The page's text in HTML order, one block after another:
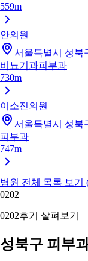
559m
안의원
서울특별시 성북
비뇨기과피부과
730m
이소진의원
서울특별시 성북
피부과
747m
병원 전체 목록 보기
0202
0202후기 살펴보기
성북구 피부